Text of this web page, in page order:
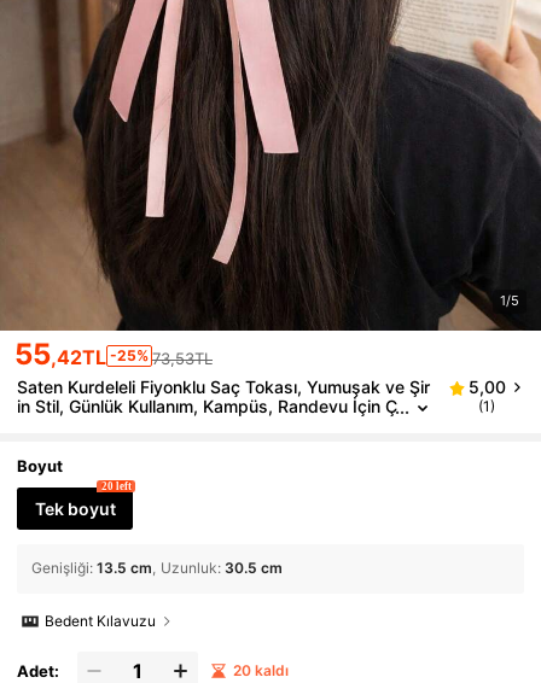
1/5
55,42TL -25% 73,53TL
Saten Kurdeleli Fiyonklu Saç Tokası, Yumuşak ve Şir
in Stil, Günlük Kullanım, Kampüs, Randevu İçin Ç
5,00
(1)
Boyut
Tek boyut
20 left
Genişliği: 13.5 cm Uzunluk: 30.5 cm
Bedent Kılavuzu
Adet: 20 kaldı